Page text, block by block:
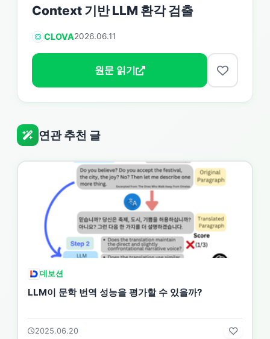
Context 기반 LLM 환각 검출
CLOVA2026.06.11
원문 읽기
연관 추천 글
데보션
LLM이 문학 번역 성능을 평가할 수 있을까?
2025.06.20